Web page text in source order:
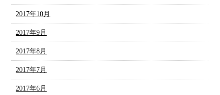
2017年10月
2017年9月
2017年8月
2017年7月
2017年6月